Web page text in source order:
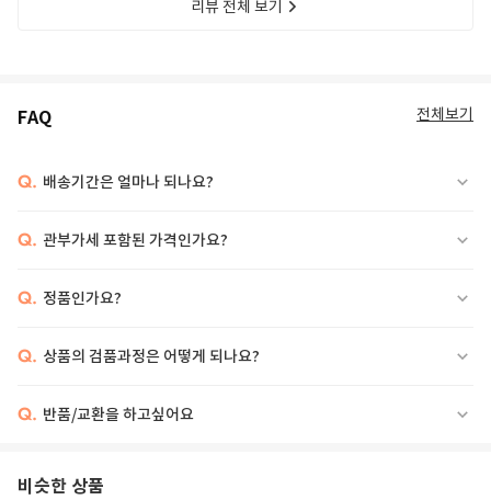
리뷰 전체 보기
FAQ 전체보기
Q. 배송기간은 얼마나 되나요?
Q. 관부가세 포함된 가격인가요?
Q. 정품인가요?
Q. 상품의 검품과정은 어떻게 되나요?
Q. 반품/교환을 하고싶어요
비슷한 상품